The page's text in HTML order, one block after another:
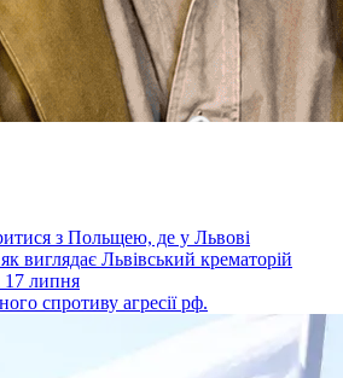
з Польщею, де у Львові
виглядає Львівський крематорій
17 липня
спротиву агресії рф.